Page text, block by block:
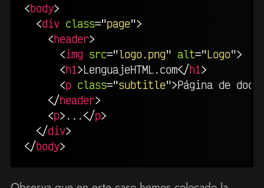
<body>
<div class="page">
<header>
<img src="logo.png" alt="Logo">
<h1>LenguajeHTML.com</h1>
<p class="subtitle">Página de
</header>
<p>...</p>
</div>
</body>